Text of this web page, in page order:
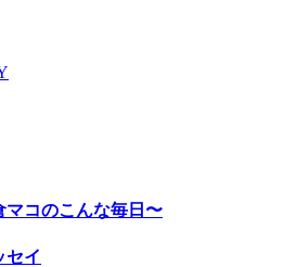
コのこんな毎日〜
イ